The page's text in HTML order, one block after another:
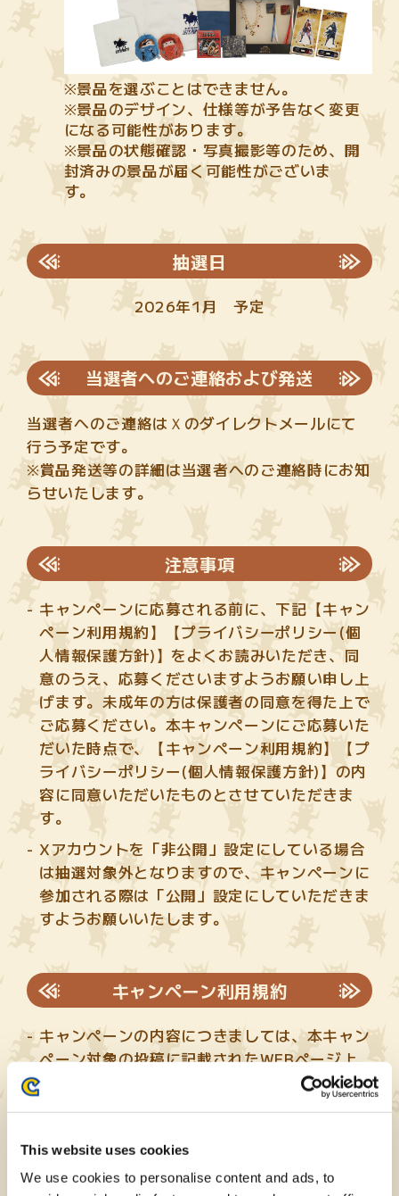
This website uses cookies
We use cookies to personalise content and ads, to
※景品を選ぶことはできません。
※景品のデザイン、仕様等が予告なく変更
になる可能性があります。
※景品の状態確認・写真撮影等のため、開
封済みの景品が届く可能性がございま
す。
抽選日
2026年1月 予定
当選者へのご連絡および発送
当選者へのご連絡はＸのダイレクトメールにて
行う予定です。
※賞品発送等の詳細は当選者へのご連絡時にお知
らせいたします。
注意事項
キャンペーンに応募される前に、下記【キャン
ペーン利用規約】【プライバシーポリシー(個
人情報保護方針)】をよくお読みいただき、同
意のうえ、応募くださいますようお願い申し上
げます。未成年の方は保護者の同意を得た上で
ご応募ください。本キャンペーンにご応募いた
だいた時点で、【キャンペーン利用規約】【プ
ライバシーポリシー(個人情報保護方針)】の内
容に同意いただいたものとさせていただきま
す。
Xアカウントを「非公開」設定にしている場合
は抽選対象外となりますので、キャンペーンに
参加される際は「公開」設定にしていただきま
すようお願いいたします。
キャンペーン利用規約
キャンペーンの内容につきましては、本キャン
ペーン対象の投稿に記載されたWEBページ上
に記載されております。よく読んでご参加・ご
てアカウントを作成してください。また、Xを
ご利用の際はXの利用規約等を遵守するものと